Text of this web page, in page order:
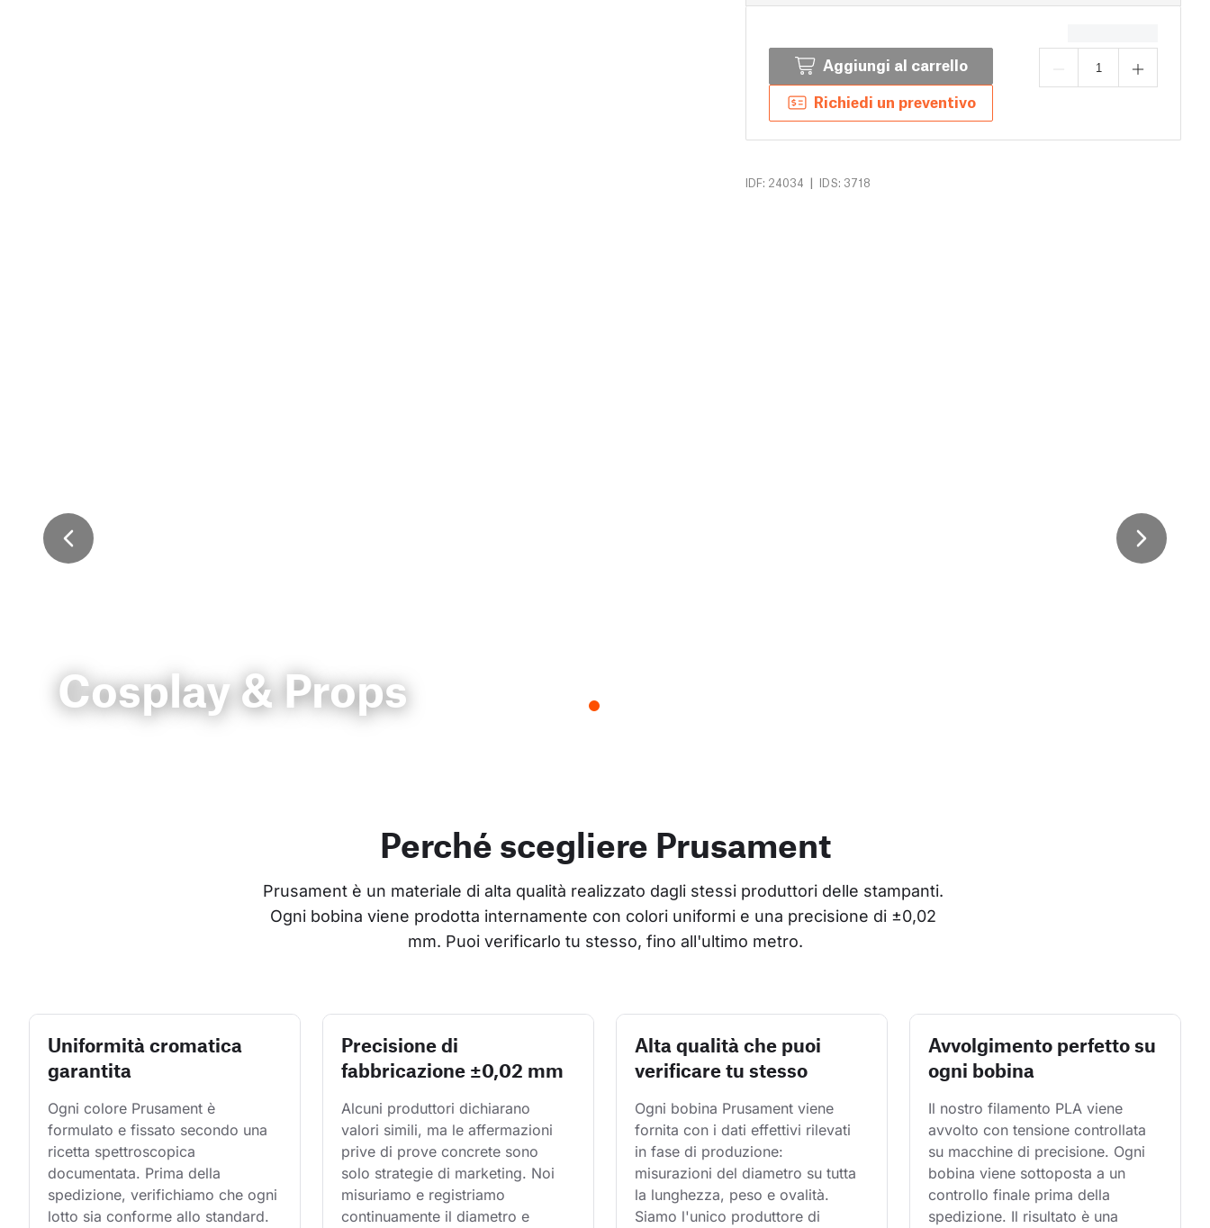
Aggiungi al carrello
Richiedi un preventivo
IDF: 24034 | IDS: 3718
Cosplay & Props
Perché scegliere Prusament
Prusament è un materiale di alta qualità realizzato dagli stessi produttori delle stampanti.
Ogni bobina viene prodotta internamente con colori uniformi e una precisione di ±0,02
mm. Puoi verificarlo tu stesso, fino all'ultimo metro.
Uniformità cromatica
garantita
Ogni colore Prusament è
formulato e fissato secondo una
ricetta spettroscopica
documentata. Prima della
spedizione, verifichiamo che ogni
lotto sia conforme allo standard.
Precisione di
fabbricazione ±0,02 mm
Alcuni produttori dichiarano
valori simili, ma le affermazioni
prive di prove concrete sono
solo strategie di marketing. Noi
misuriamo e registriamo
continuamente il diametro e
Alta qualità che puoi
verificare tu stesso
Ogni bobina Prusament viene
fornita con i dati effettivi rilevati
in fase di produzione:
misurazioni del diametro su tutta
la lunghezza, peso e ovalità.
Siamo l'unico produttore di
Avvolgimento perfetto su
ogni bobina
Il nostro filamento PLA viene
avvolto con tensione controllata
su macchine di precisione. Ogni
bobina viene sottoposta a un
controllo finale prima della
spedizione. Il risultato è una